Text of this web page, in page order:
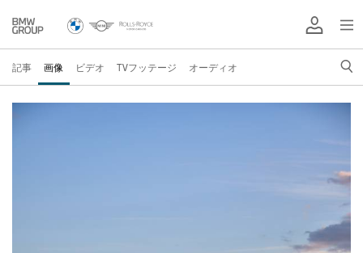
記事 画像 ビデオ TVフッテージ オーディオ